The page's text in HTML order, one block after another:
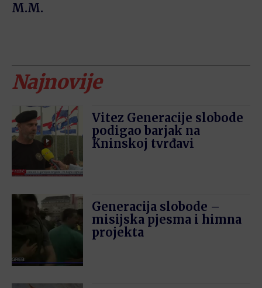
M.M.
Najnovije
Vitez Generacije slobode
podigao barjak na
Kninskoj tvrđavi
Generacija slobode –
misijska pjesma i himna
projekta